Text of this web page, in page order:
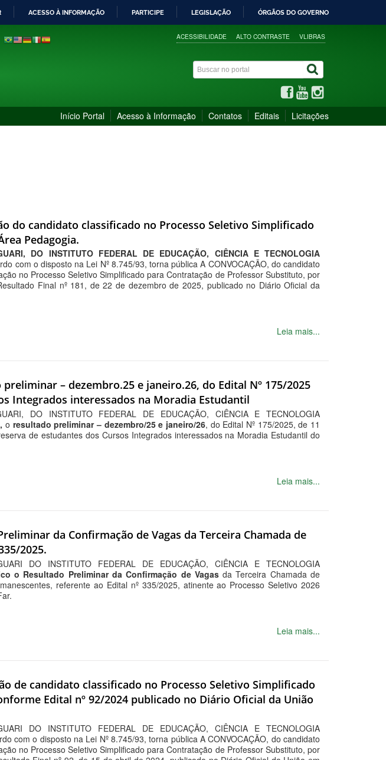
ACESSO À INFORMAÇÃO PARTICIPE LEGISLAÇÃO ÓRGÃOS DO GOVERNO
ACESSIBILIDADE ALTO CONTRASTE VLIBRAS
Início Portal Acesso à Informação Contatos Editais Licitações
do candidato classificado no Processo Seletivo Simplificado
Pedagogia.
, DO INSTITUTO FEDERAL DE EDUCAÇÃO, CIÊNCIA E TECNOLOGIA
com o disposto na Lei Nº 8.745/93, torna pública A CONVOCAÇÃO, do candidato
no Processo Seletivo Simplificado para Contratação de Professor Substituto, por
Final nº 181, de 22 de dezembro de 2025, publicado no Diário Oficial da
Leia mais...
– dezembro.25 e janeiro.26, do Edital Nº 175/2025
Integrados interessados na Moradia Estudantil
DO INSTITUTO FEDERAL DE EDUCAÇÃO, CIÊNCIA E TECNOLOGIA
o resultado preliminar – dezembro/25 e janeiro/26, do Edital Nº 175/2025, de 11
de estudantes dos Cursos Integrados interessados na Moradia Estudantil do
Leia mais...
da Confirmação de Vagas da Terceira Chamada de
2025.
DO INSTITUTO FEDERAL DE EDUCAÇÃO, CIÊNCIA E TECNOLOGIA
o Resultado Preliminar da Confirmação de Vagasda Terceira Chamada de
referente ao Edital nº 335/2025, atinente ao Processo Seletivo 2026
Leia mais...
de candidato classificado no Processo Seletivo Simplificado
Edital nº 92/2024 publicado no Diário Oficial da União
DO INSTITUTO FEDERAL DE EDUCAÇÃO, CIÊNCIA E TECNOLOGIA
com o disposto na Lei Nº 8.745/93, torna pública A CONVOCAÇÃO, do candidato
no Processo Seletivo Simplificado para Contratação de Professor Substituto, por